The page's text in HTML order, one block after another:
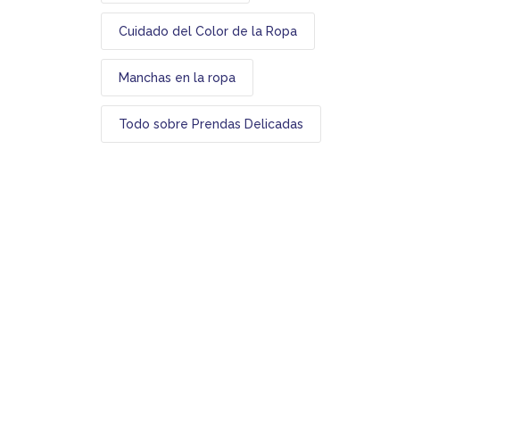
Cuidado del Color de la Ropa
Manchas en la ropa
Todo sobre Prendas Delicadas